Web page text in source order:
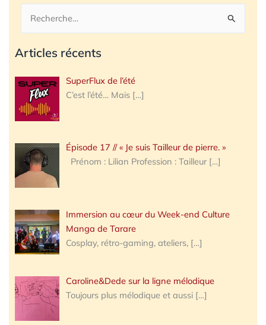
Rechercher :
Articles récents
SuperFlux de l’été
C’est l’été… Mais […]
Épisode 17 // « Je suis Tailleur de pierre. »
Prénom : Lilian Profession : Tailleur […]
Immersion au cœur du Week-end Culture
Manga de Tarare
Cosplay, rétro-gaming, ateliers, […]
Caroline&Dede sur la ligne mélodique
Toujours plus mélodique et aussi […]